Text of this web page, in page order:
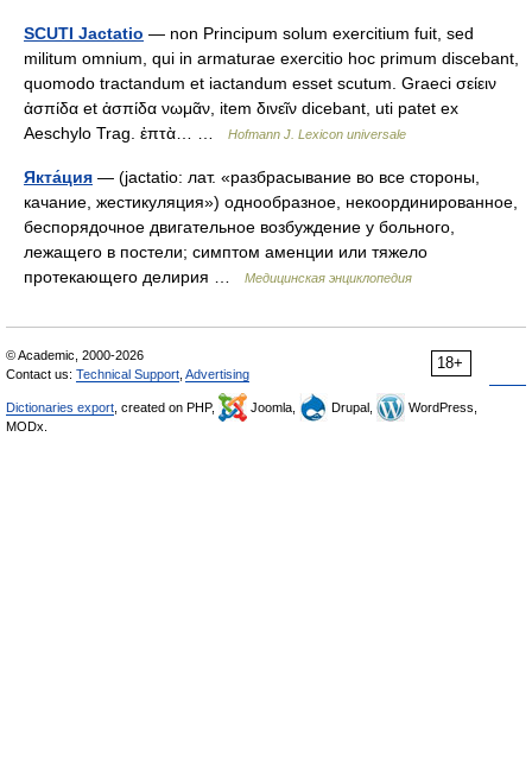
SCUTI Jactatio — non Principum solum exercitium fuit, sed
militum omnium, qui in armaturae exercitio hoc primum discebant,
quomodo tractandum et iactandum esset scutum. Graeci σείειν
ἀσπίδα et ἀσπίδα νωμᾶν, item δινεῖν dicebant, uti patet ex
Aeschylo Trag. ἑπτὰ… …
Hofmann J. Lexicon universale
Якта́ция — (jactatio: лат. «разбрасывание во все стороны,
качание, жестикуляция») однообразное, некоординированное,
беспорядочное двигательное возбуждение у больного,
лежащего в постели; симптом аменции или тяжело
протекающего делирия …
Медицинская энциклопедия
18+
© Academic, 2000-2026
Contact us: Technical Support Advertising
Dictionaries export , created on PHP, Joomla, Drupal,
WordPress,
MODx.